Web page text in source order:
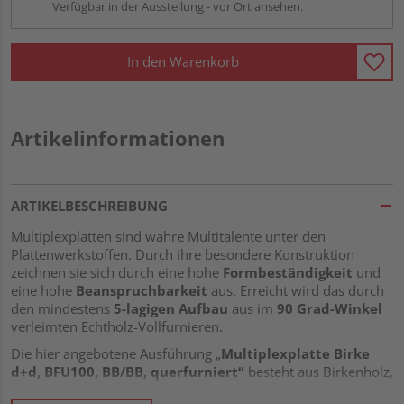
Verfügbar in der Ausstellung - vor Ort ansehen.
In den Warenkorb
Artikelinformationen
ARTIKELBESCHREIBUNG
Multiplexplatten sind wahre Multitalente unter den
Plattenwerkstoffen. Durch ihre besondere Konstruktion
zeichnen sie sich durch eine hohe Formbeständigkeit und
eine hohe Beanspruchbarkeit aus. Erreicht wird das durch
den mindestens 5-lagigen Aufbau aus im 90 Grad-Winkel
verleimten Echtholz-Vollfurnieren.
Die hier angebotene Ausführung „Multiplexplatte Birke
d+d, BFU100, BB/BB, querfurniert“ besteht aus Birkenholz,